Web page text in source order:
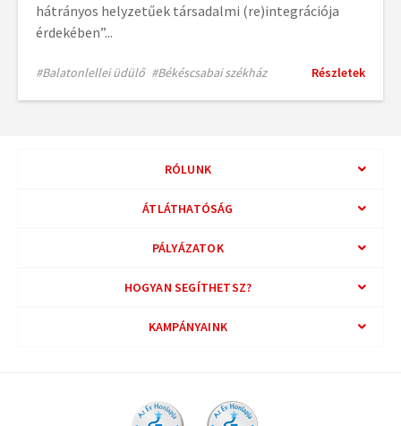
hátrányos helyzetűek társadalmi (re)integrációja
érdekében”...
#Balatonlellei üdülő #Békéscsabai székház Részletek
RÓLUNK
ÁTLÁTHATÓSÁG
PÁLYÁZATOK
HOGYAN SEGÍTHETSZ?
KAMPÁNYAINK